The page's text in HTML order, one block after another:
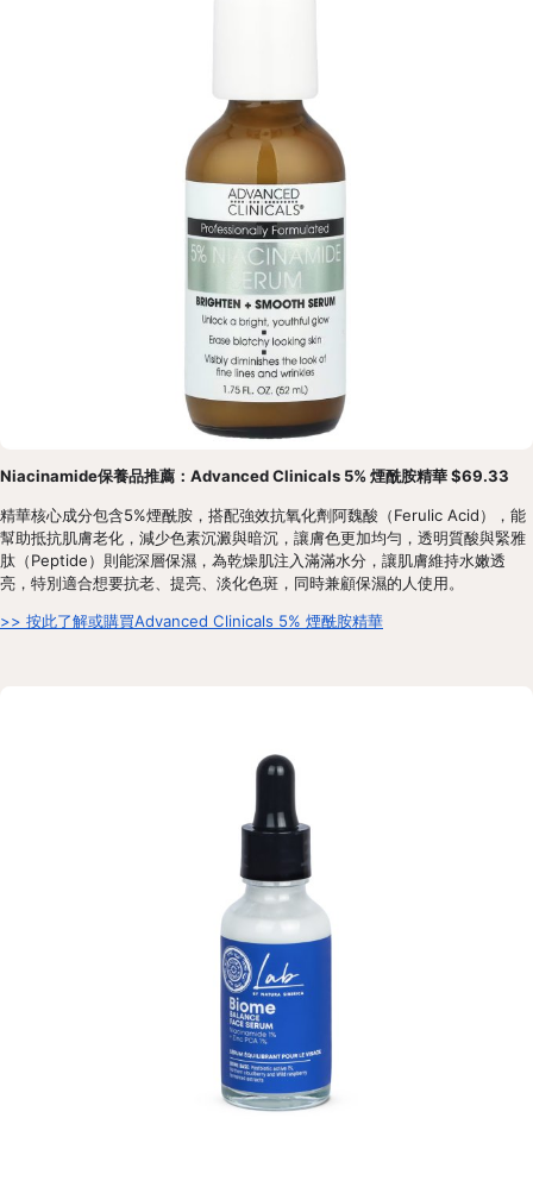
Niacinamide保養品推薦：Advanced Clinicals 5% 煙酰胺精華 $69.33
精華核心成分包含5%煙酰胺，搭配強效抗氧化劑阿魏酸（Ferulic Acid），能
幫助抵抗肌膚老化，減少色素沉澱與暗沉，讓膚色更加均勻，透明質酸與緊雅
肽（Peptide）則能深層保濕，為乾燥肌注入滿滿水分，讓肌膚維持水嫩透
亮，特別適合想要抗老、提亮、淡化色斑，同時兼顧保濕的人使用。
>> 按此了解或購買Advanced Clinicals 5% 煙酰胺精華